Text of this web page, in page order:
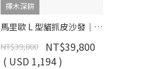
擇木深耕
馬里歐 L 型貓抓皮沙發｜比利時貓抓皮 × 移動式腳椅 × 防潑水耐刮 – 擇木深耕
NT$39,800
NT$39,800
( USD 1,194 )